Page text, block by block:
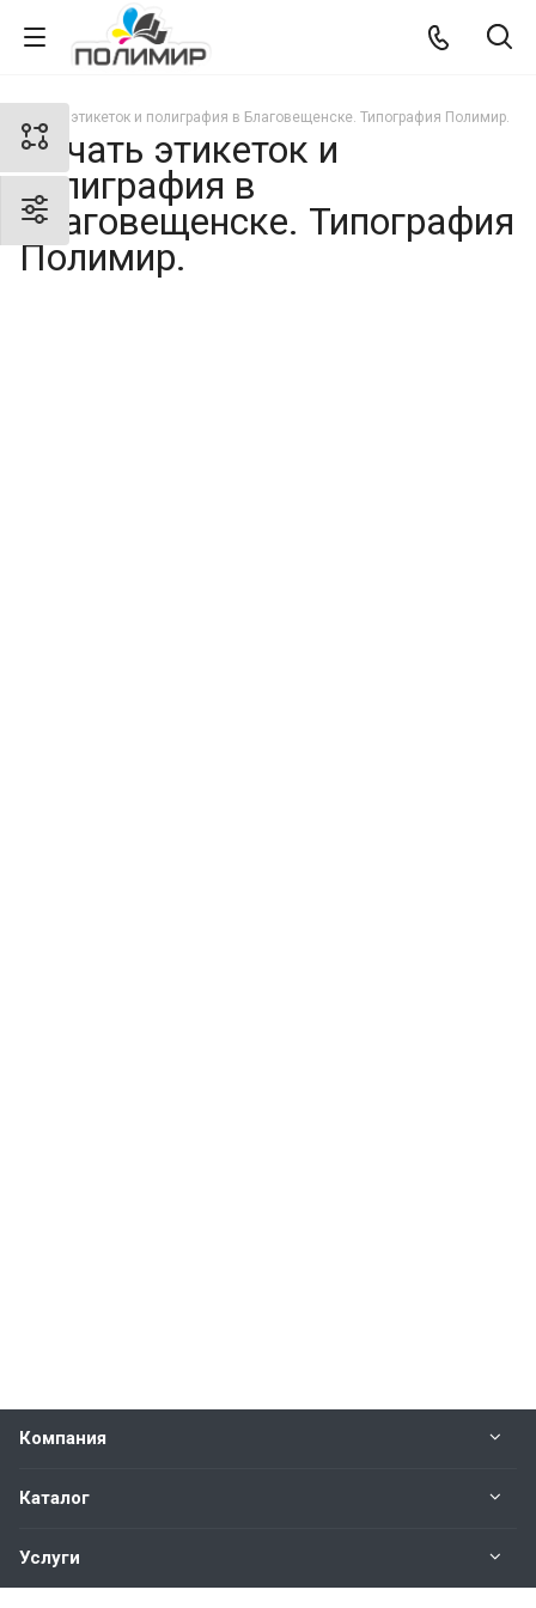
Печать этикеток и полиграфия в Благовещенске. Типография Полимир.
Печать этикеток и
полиграфия в
Благовещенске. Типография
Полимир.
Компания
Каталог
Услуги